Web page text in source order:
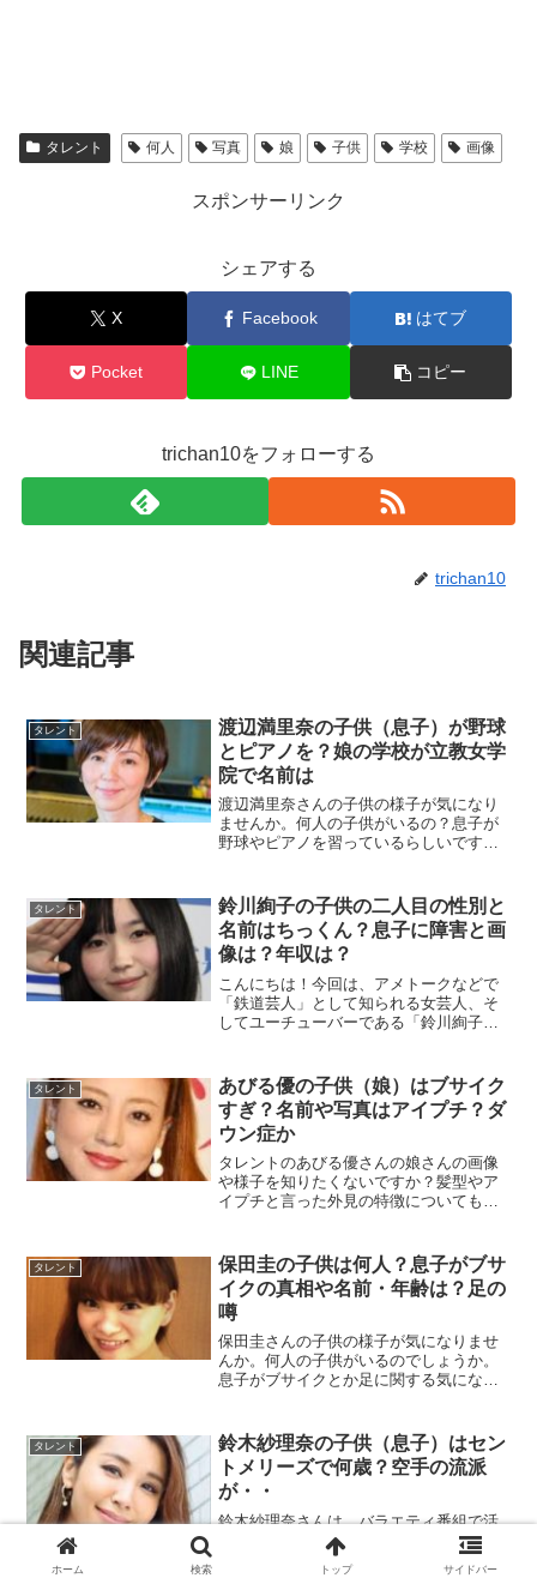
タレント 何人 写真 娘 子供 学校 画像
スポンサーリンク
シェアする
X Facebook はてブ
Pocket LINE コピー
trichan10をフォローする
trichan10
関連記事
タレント
渡辺満里奈の子供（息子）が野球
とピアノを？娘の学校が立教女学
院で名前は
渡辺満里奈さんの子供の様子が気になり
ませんか。何人の子供がいるの？息子が
野球やピアノを習っているらしいです
画像も気になるところですよね。この記
事では渡辺満里奈さん子供の様子につい
てまとめていきます。
タレント
鈴川絢子の子供の二人目の性別と
名前はちっくん？息子に障害と画
像は？年収は？
こんにちは！今回は、アメトークなどで
「鉄道芸人」として知られる女芸人、そ
してユーチューバーである「鈴川絢子」
タレント
あびる優の子供（娘）はブサイク
すぎ？名前や写真はアイプチ？ダ
ウン症か
タレントのあびる優さんの娘さんの画像
や様子を知りたくないですか？髪型やア
イプチと言った外見の特徴についても注
ではあびる優さんの子供の様子について
詳しくまとめていきます。
タレント
保田圭の子供は何人？息子がブサ
イクの真相や名前・年齢は？足の
噂
保田圭さんの子供の様子が気になりませ
んか。何人の子供がいるのでしょうか。
息子がブサイクとか足に関する気になる
ね。この記事では保田圭さん子供の様子
についてまとめていきます。
タレント
鈴木紗理奈の子供（息子）はセン
トメリーズで何歳？空手の流派
が・・
鈴木紗理奈さんは、バラエティ番組で活
躍していて特にめちゃイケは鈴木紗理奈
さんの代表番組でしたね。そんな鈴木紗
理奈さんは、2008年にINFINITY16の
ホーム 検索 トップ サイドバー